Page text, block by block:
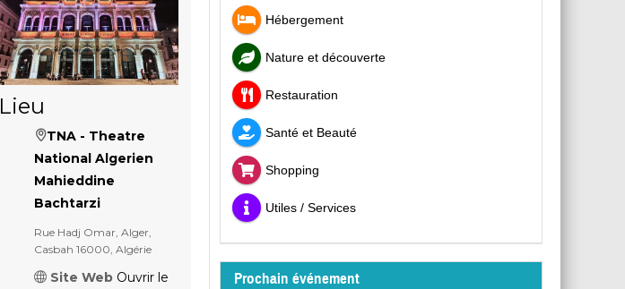
Lieu
TNA - Theatre
National Algerien
Mahieddine
Bachtarzi
Rue Hadj Omar, Alger,
Casbah 16000, Algérie
Site Web Ouvrir le
Hébergement
Nature et découverte
Restauration
Santé et Beauté
Shopping
Utiles / Services
Prochain événement